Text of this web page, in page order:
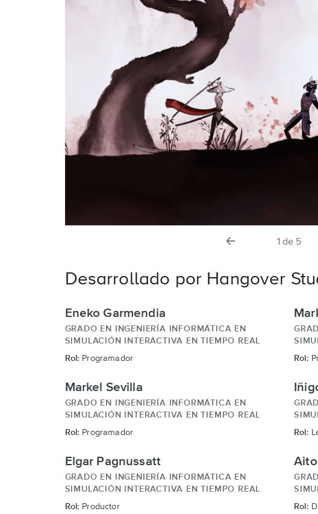
1 de 5
Desarrollado por Hangover
Eneko Garmendia
GRADO EN INGENIERÍA INFORMÁTICA EN
SIMULACIÓN INTERACTIVA EN TIEMPO REAL
Rol: Programador
Rol:
Markel Sevilla
GRADO EN INGENIERÍA INFORMÁTICA EN
SIMULACIÓN INTERACTIVA EN TIEMPO REAL
Rol: Programador
Rol:
Elgar Pagnussatt
GRADO EN INGENIERÍA INFORMÁTICA EN
SIMULACIÓN INTERACTIVA EN TIEMPO REAL
Rol: Productor
Rol: